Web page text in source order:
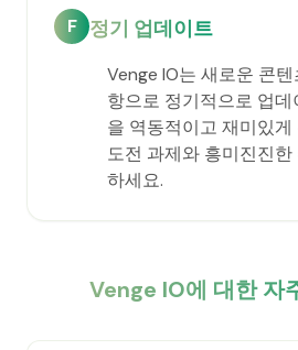
F 정기 업데이트
Venge IO는 새로운 콘
항으로 정기적으로 업데
을 역동적이고 재미있
도전 과제와 흥미진진
하세요.
Venge IO에 대한 자